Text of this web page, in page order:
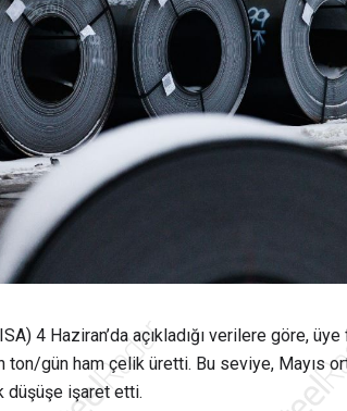
4 Haziran’da açıkladığı verilere göre,
ton/gün ham çelik üretti. Bu seviye, Mayıs
düşüşe işaret etti.